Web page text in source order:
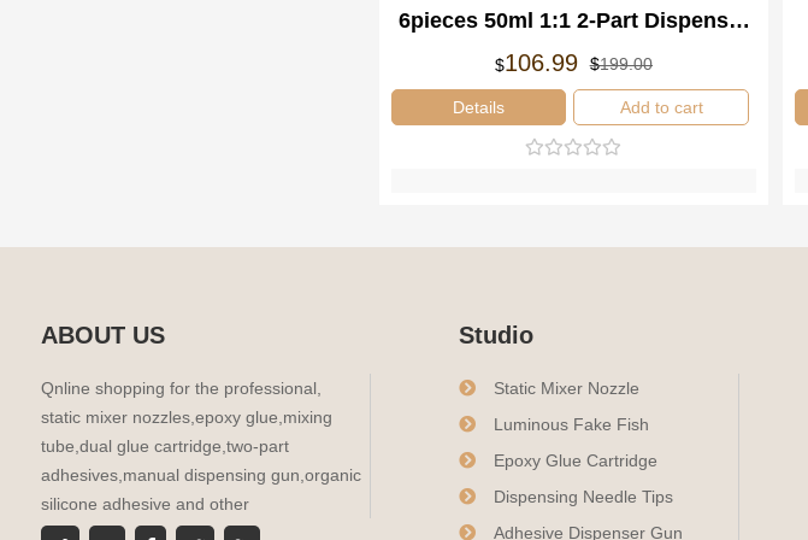
6pieces 50ml 1:1 2-Part Dispenser
Dual-Component Manual
Dispensing Gun
$199.00Le
initial
était :
$106.99
Le
actuel
est :
Details Add to cart
ABOUT US
Qnline shopping for the professional,
static mixer nozzles,epoxy glue,mixing
tube,dual glue cartridge,two-part
adhesives,manual dispensing gun,organic
silicone adhesive and other
Studio
Static Mixer Nozzle
Luminous Fake Fish
Epoxy Glue Cartridge
Dispensing Needle Tips
Adhesive Dispenser Gun